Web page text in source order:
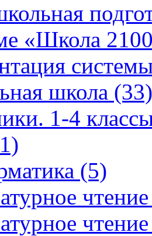
«Школа
школа (33)
1-4
(5)